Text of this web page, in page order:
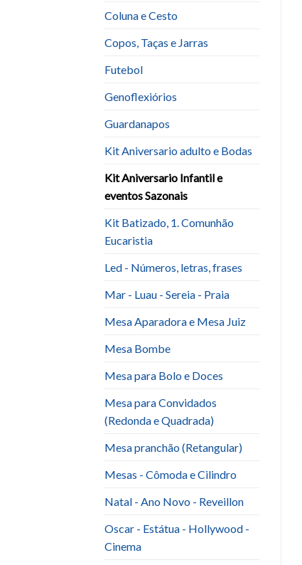
Coluna e Cesto
Copos, Taças e Jarras
Futebol
Genoflexiórios
Guardanapos
Kit Aniversario adulto e Bodas
Kit Aniversario Infantil e
eventos Sazonais
Kit Batizado, 1. Comunhão
Eucaristia
Led - Números, letras, frases
Mar - Luau - Sereia - Praia
Mesa Aparadora e Mesa Juiz
Mesa Bombe
Mesa para Bolo e Doces
Mesa para Convidados
(Redonda e Quadrada)
Mesa pranchão (Retangular)
Mesas - Cômoda e Cilindro
Natal - Ano Novo - Reveillon
Oscar - Estátua - Hollywood -
Cinema
Add to
wishlist
KIT ANIVERSARIO INFANTIL E EVENTOS SAZONAIS
R$200.00